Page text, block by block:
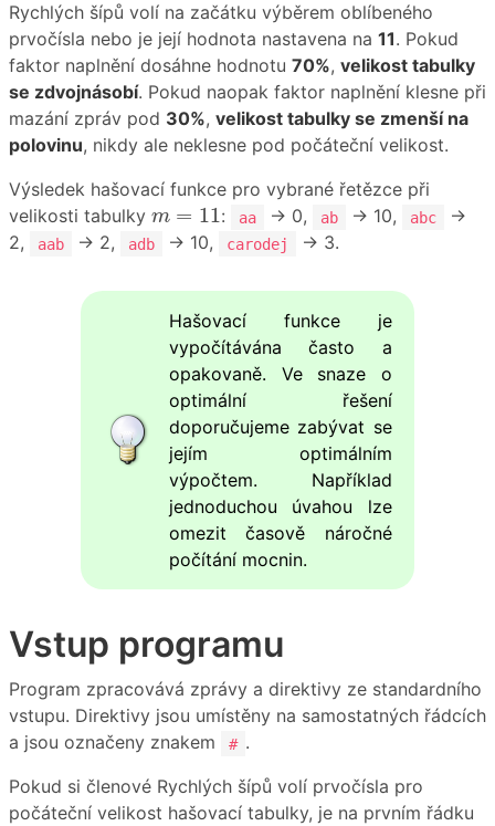
Rychlých šípů volí na začátku výběrem oblíbeného
prvočísla nebo je její hodnota nastavena na 11. Pokud
faktor naplnění dosáhne hodnotu 70%, velikost tabulky
se zdvojnásobí. Pokud naopak faktor naplnění klesne při
mazání zpráv pod 30%, velikost tabulky se zmenší na
polovinu, nikdy ale neklesne pod počáteční velikost.
Výsledek hašovací funkce pro vybrané řetězce při
velikosti tabulky m = 11
m =11 : aa → 0, ab → 10, abc
→
2,
aab → 2, adb → 10, carodej → 3.
Hašovací funkce je
vypočítávána často a
opakovaně. Ve snaze o
optimální řešení
doporučujeme zabývat se
jejím optimálním
výpočtem. Například
jednoduchou úvahou lze
omezit časově náročné
počítání mocnin.
Vstup programu
Program zpracovává zprávy a direktivy ze standardního
vstupu. Direktivy jsou umístěny na samostatných řádcích
a jsou označeny znakem
# .
Pokud si členové Rychlých šípů volí prvočísla pro
počáteční velikost hašovací tabulky, je na prvním řádku